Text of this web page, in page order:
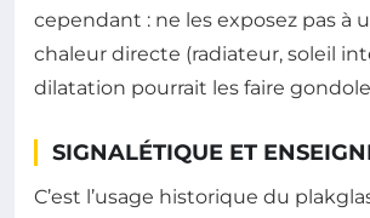
cependant : ne les exposez pas à
chaleur directe (radiateur, soleil
dilatation pourrait les faire
SIGNALÉTIQUE ET
C’est l’usage historique du